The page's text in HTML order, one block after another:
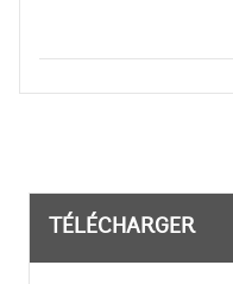
TÉLÉCHARGER